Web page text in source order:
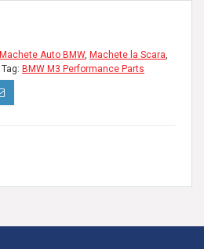
Machete Auto BMW, Machete la Scara,
Tag: BMW M3 Performance Parts